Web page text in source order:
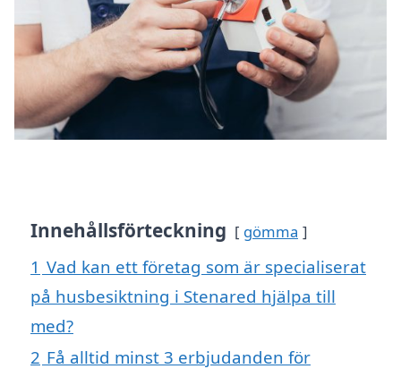
Innehållsförteckning gömma
1 Vad kan ett företag som är specialiserat
på husbesiktning i Stenared hjälpa till
med?
2 Få alltid minst 3 erbjudanden för